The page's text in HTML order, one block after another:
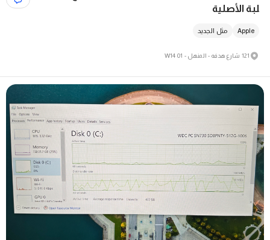
لبة الأصلية
Apple مثل الجديد
121 شارع هدفه - المنهل - W14 01